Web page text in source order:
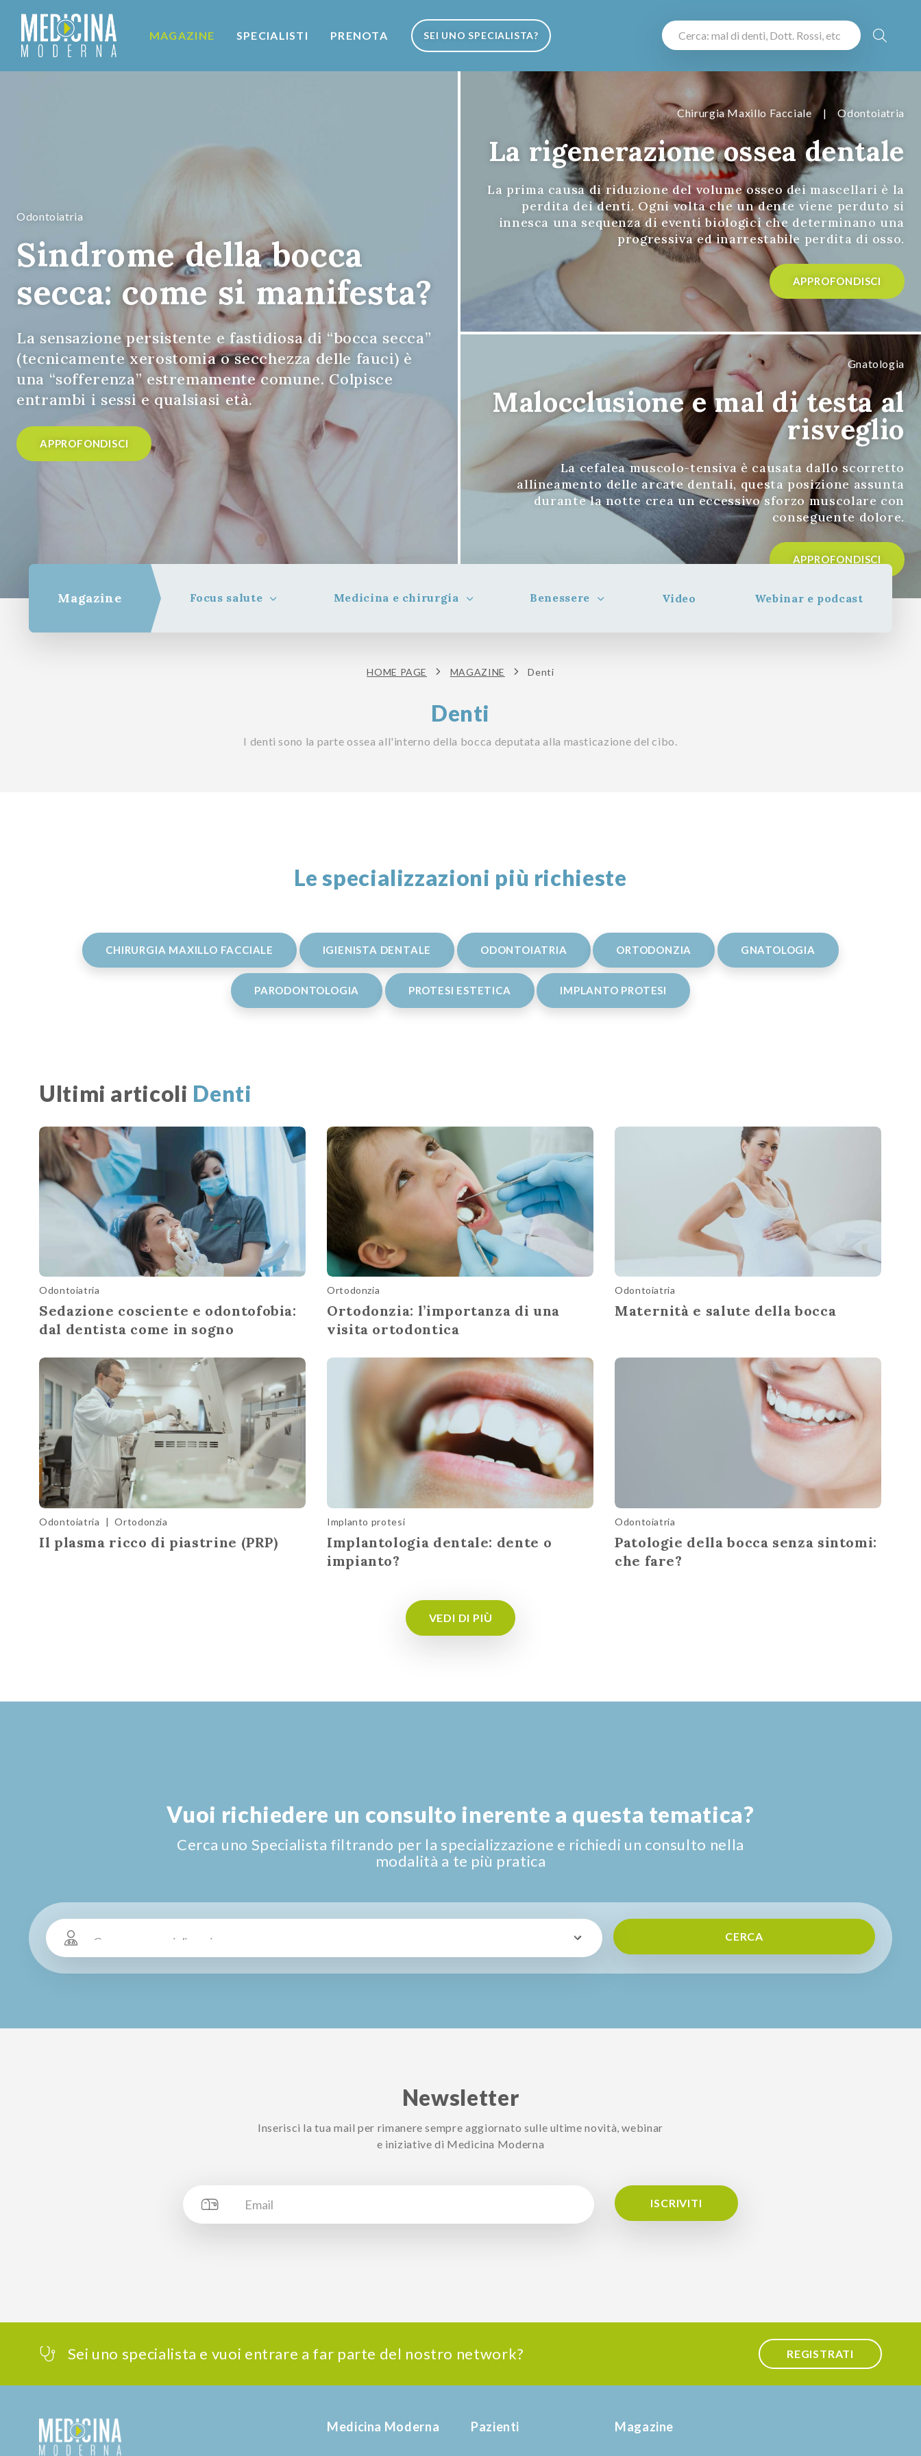
MAGAZINE SPECIALISTI PRENOTA SEI UNO SPECIALISTA?
Odontoiatria
Sindrome della bocca
secca: come si manifesta?
La sensazione persistente e fastidiosa di “bocca secca”
(tecnicamente xerostomia o secchezza delle fauci) è
una “sofferenza” estremamente comune. Colpisce
entrambi i sessi e qualsiasi età.
APPROFONDISCI
Chirurgia Maxillo Facciale | Odontoiatria
La rigenerazione ossea dentale
La prima causa di riduzione del volume osseo dei mascellari è la
perdita dei denti. Ogni volta che un dente viene perduto si
innesca una sequenza di eventi biologici che determinano una
progressiva ed inarrestabile perdita di osso.
APPROFONDISCI
Gnatologia
Malocclusione e mal di testa al
risveglio
La cefalea muscolo-tensiva è causata dallo scorretto
allineamento delle arcate dentali, questa posizione assunta
durante la notte crea un eccessivo sforzo muscolare con
conseguente dolore.
APPROFONDISCI
Magazine Focus salute Medicina e chirurgia Benessere Video Webinar e podcast
HOME PAGE MAGAZINE Denti
Denti
I denti sono la parte ossea all'interno della bocca deputata alla masticazione del cibo.
Le specializzazioni più richieste
CHIRURGIA MAXILLO FACCIALE IGIENISTA DENTALE ODONTOIATRIA ORTODONZIA GNATOLOGIA
PARODONTOLOGIA PROTESI ESTETICA IMPLANTO PROTESI
Ultimi articoli Denti
Odontoiatria
Sedazione cosciente e odontofobia:
dal dentista come in sogno
Ortodonzia
Ortodonzia: l’importanza di una
visita ortodontica
Odontoiatria
Maternità e salute della bocca
Odontoiatria | Ortodonzia
Il plasma ricco di piastrine (PRP)
Implanto protesi
Implantologia dentale: dente o
impianto?
Odontoiatria
Patologie della bocca senza sintomi:
che fare?
VEDI DI PIÙ
Vuoi richiedere un consulto inerente a questa tematica?
Cerca uno Specialista filtrando per la specializzazione e richiedi un consulto nella
modalità a te più pratica
Cerca per specializzazione CERCA
Newsletter
Inserisci la tua mail per rimanere sempre aggiornato sulle ultime novità, webinar
e iniziative di Medicina Moderna
ISCRIVITI
Sei uno specialista e vuoi entrare a far parte del nostro network? REGISTRATI
Medicina Moderna Pazienti Magazine